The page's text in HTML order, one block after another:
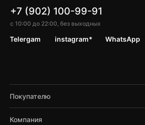
с 10:00 до 22:00, без выходных
+7 (902) 100-99-91
WhatsApp
Telergam instagram*
Покупателю
Компания